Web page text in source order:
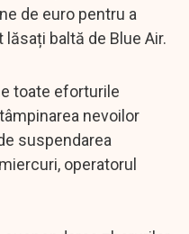
de euro pentru a
baltă de Blue Air.
toate eforturile
nevoilor
suspendarea
operatorul